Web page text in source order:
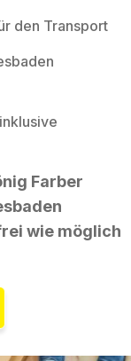
den Transport
Farber
wie möglich